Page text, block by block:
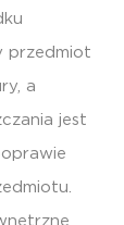
przedmiot
a
jest